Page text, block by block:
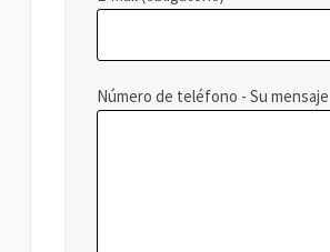
Número de teléfono - Su mensaje